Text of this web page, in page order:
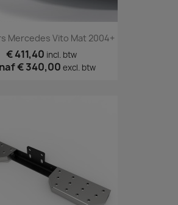
Mercedes Vito Mat 2004+
€ 411,40 incl. btw
€ 340,00 excl. btw